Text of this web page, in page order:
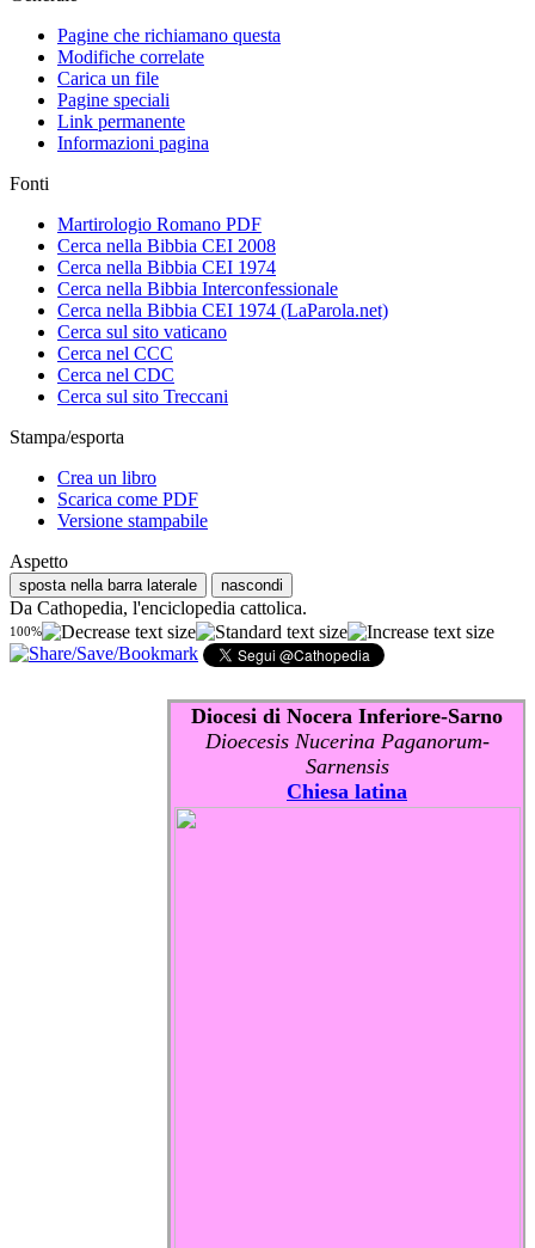
Pagine che richiamano questa
Modifiche correlate
Carica un file
Pagine speciali
Link permanente
Informazioni pagina
Fonti
Martirologio Romano PDF
Cerca nella Bibbia CEI 2008
Cerca nella Bibbia CEI 1974
Cerca nella Bibbia Interconfessionale
Cerca nella Bibbia CEI 1974 (LaParola.net)
Cerca sul sito vaticano
Cerca nel CCC
Cerca nel CDC
Cerca sul sito Treccani
Stampa/esporta
Crea un libro
Scarica come PDF
Versione stampabile
Aspetto
sposta nella barra laterale nascondi
Da Cathopedia, l'enciclopedia cattolica.
100%
Diocesi di Nocera Inferiore-Sarno
Dioecesis Nucerina Paganorum-
Sarnensis
Chiesa latina